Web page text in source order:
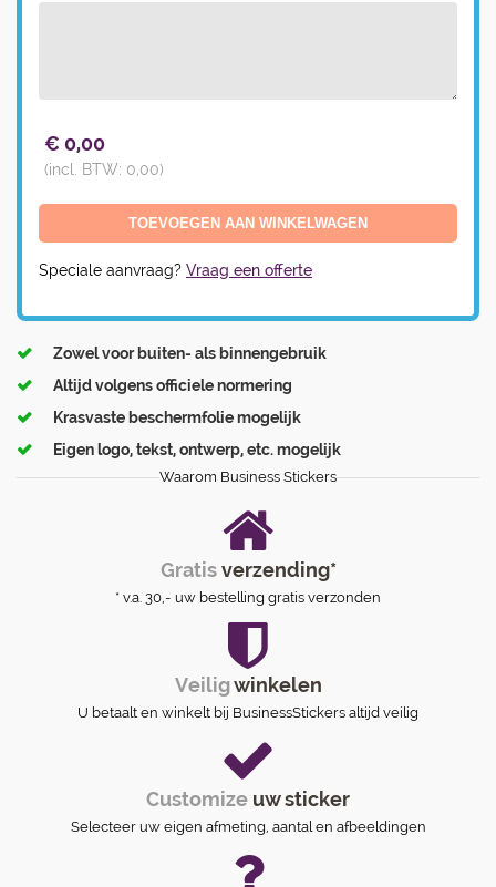
€ 0,00
(incl. BTW: 0,00)
Speciale aanvraag? Vraag een offerte
Zowel voor buiten- als binnengebruik
Altijd volgens officiele normering
Krasvaste beschermfolie mogelijk
Eigen logo, tekst, ontwerp, etc. mogelijk
Waarom Business Stickers
Gratisverzending*
* v.a. 30,- uw bestelling gratis verzonden
Veiligwinkelen
U betaalt en winkelt bij BusinessStickers altijd veilig
Customize uw sticker
Selecteer uw eigen afmeting, aantal en afbeeldingen